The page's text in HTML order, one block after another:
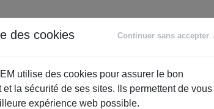
ACCOMPAGNEMENT
des cookies Continuer sans accepter
utilise des cookies pour assurer le bon
et la sécurité de ses sites. Ils permettent de vous
expérience web possible.